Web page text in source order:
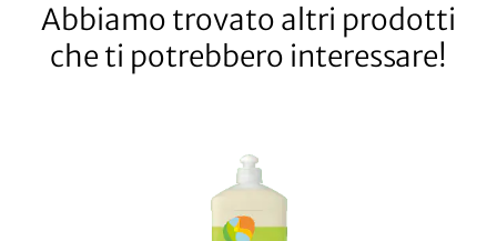
Abbiamo trovato altri prodotti
che ti potrebbero interessare!